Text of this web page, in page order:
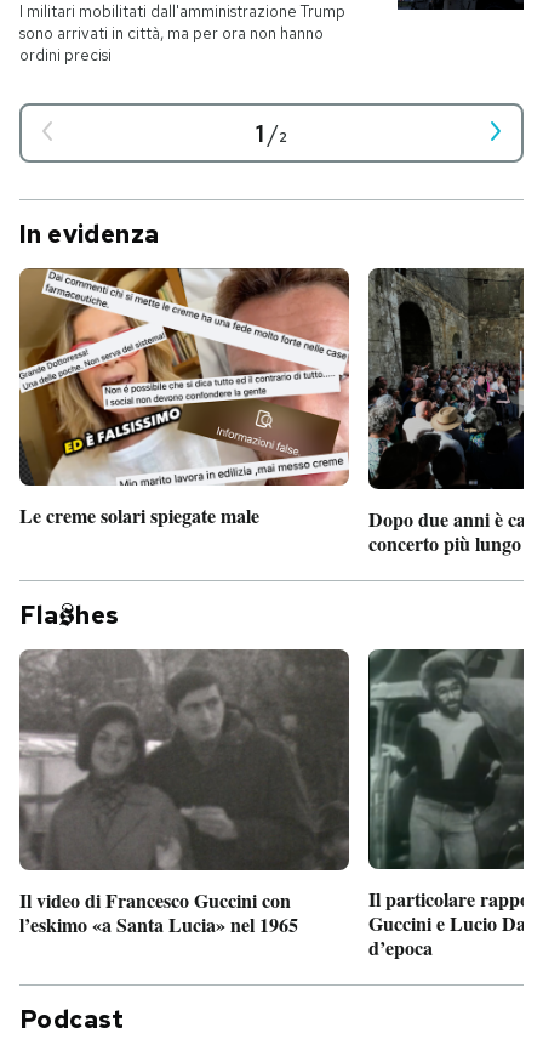
I militari mobilitati dall'amministrazione Trump
sono arrivati in città, ma per ora non hanno
ordini precisi
1/2
In evidenza
Le creme solari spiegate male
Dopo due anni è
concerto più lungo
Fla hes
Il video di Francesco Guccini con
l’eskimo «a Santa Lucia» nel 1965
Il particolare
Guccini e Lucio
d’epoca
Podcast